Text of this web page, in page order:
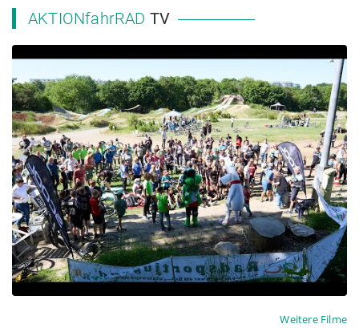
AKTIONfahrRAD TV
2023 NRW Landesschulmeisterschaft MTB
Weitere Filme